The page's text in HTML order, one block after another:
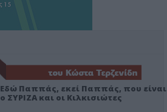
Εδώ Παππάς, εκεί Παππάς, που είναι
ο ΣΥΡΙΖΑ και οι Κιλκισιώτες